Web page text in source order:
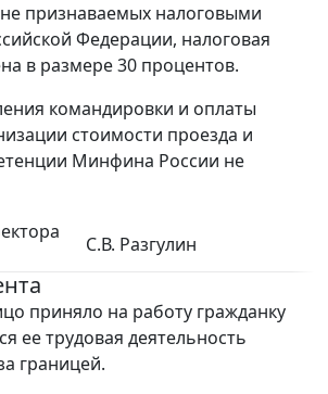
признаваемых налоговыми
Федерации, налоговая
в размере 30 процентов.
командировки и оплаты
стоимости проезда и
Минфина России не
С.В. Разгулин
приняло на работу гражданку
ее трудовая деятельность
границей.